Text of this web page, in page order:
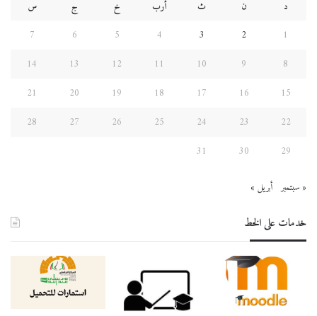
د ن ث أرب خ ج
س
1
2
3
4
5
6
7
8
9
10
11
12
13
14
15
16
17
18
19
20
21
22
23
24
25
26
27
28
29
30
31
« سبتمبر أبريل »
خدمات على الخط